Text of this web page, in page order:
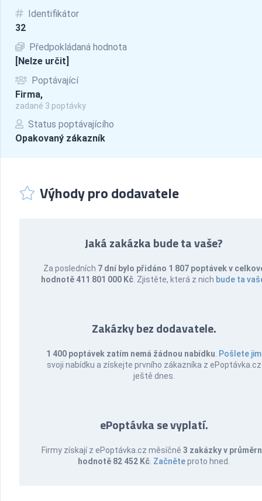
Identifikátor
32
Předpokládaná hodnota
[Nelze určit]
Poptávající
Firma,
zadané 3 poptávky
Status poptávajícího
Opakovaný zákazník
Výhody pro dodavatele
Jaká zakázka bude ta vaše?
Za posledních 7 dní bylo přidáno 1 807 poptávek v
hodnotě 411 801 000 Kč . Zjistěte, která z nich bude ta
Zakázky bez dodavatele.
1 400 poptávek zatím nemá žádnou nabídku Pošlete jim
svoji nabídku a získejte prvního zákazníka z ePoptávka.cz
ještě dnes.
ePoptávka se vyplatí.
Firmy získají z ePoptávka.cz měsíčně 3 zakázky v
hodnotě 82 452 Kč Začněteproto hned.